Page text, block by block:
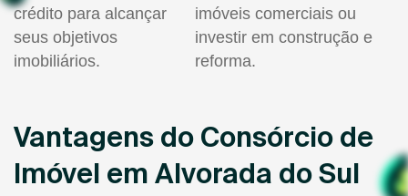
crédito para alcançar
seus objetivos
imobiliários.
imóveis comerciais ou
investir em construção e
reforma.
Vantagens do Consórcio de
Imóvel em Alvorada do Sul